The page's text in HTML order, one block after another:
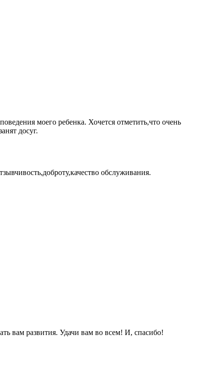
моего ребенка. Хочется отметить,что очень
досуг.
обслуживания.
вам развития. Удачи вам во всем! И, спасибо!